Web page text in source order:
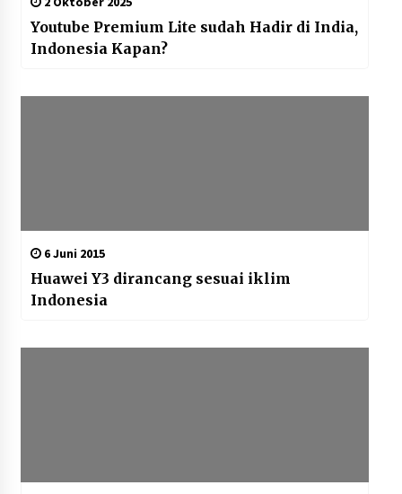
Youtube Premium Lite sudah Hadir di India,
Indonesia Kapan?
6 Juni 2015
Huawei Y3 dirancang sesuai iklim
Indonesia